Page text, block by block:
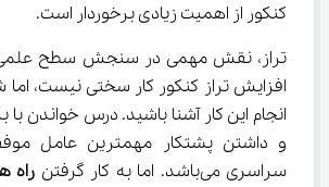
کنکور از اهمیت زیادی برخوردار است.
تراز، نقش مهمی در سنجش سطح علمی
افزایش تراز کنکور کار سختی نیست، اما
و داشتن پشتکار مهمترین عامل
سراسری می‌باشد. اما به کار گرفتن